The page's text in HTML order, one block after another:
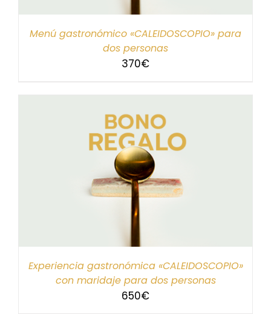
Menú gastronómico «CALEIDOSCOPIO» para
dos personas
370€
Experiencia gastronómica «CALEIDOSCOPIO»
con maridaje para dos personas
650€